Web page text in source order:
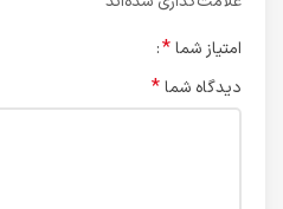
امتیاز شما*
دیدگاه شما*